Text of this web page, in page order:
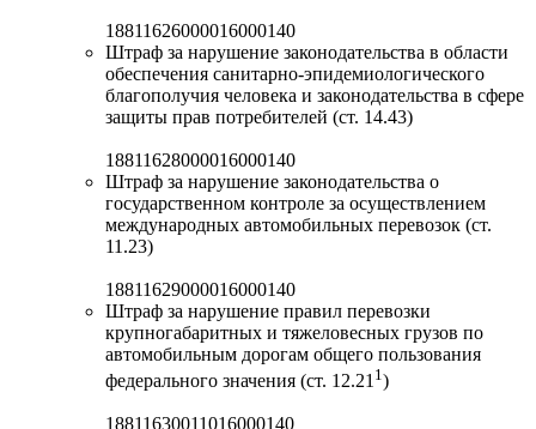
18811626000016000140
Штраф за нарушение законодательства в области
обеспечения санитарно-эпидемиологического
благополучия человека и законодательства в сфере
защиты прав потребителей (ст. 14.43)
18811628000016000140
Штраф за нарушение законодательства о
государственном контроле за осуществлением
международных автомобильных перевозок (ст.
11.23)
18811629000016000140
Штраф за нарушение правил перевозки
крупногабаритных и тяжеловесных грузов по
автомобильным дорогам общего пользования
федерального значения (ст. 12.21 1)
18811630011016000140